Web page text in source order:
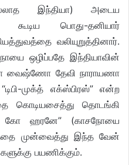
இந்தியா) அடைய
கூடிய பொது-தனியார்
வலியுறுத்தினார்.
ஒழிப்பதே இந்தியாவின்
வைஷ்ணோ தேவி நாராயணா
முக்த் எக்ஸ்பிரஸ்” என்ற
கொடியசைத்து தொடங்கி
கோ ஹரனே” (காசநோயை
முன்வைத்து இந்த வேன்
பயணிக்கும்.